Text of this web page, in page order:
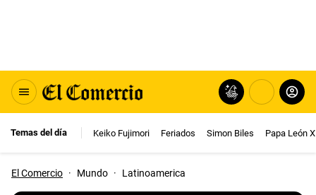
Temas del día Keiko Fujimori Feriados Simon Biles Papa León
El Comercio · Mundo · Latinoamerica